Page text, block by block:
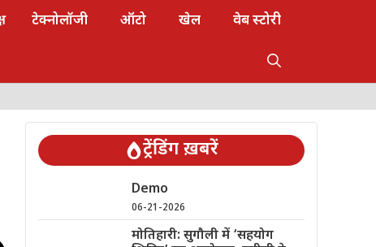
टेक्नोलॉजी ऑटो खेल वेब स्टोरी
ट्रेंडिंग ख़बरें
Demo
06-21-2026
मोतिहारी: सुगौली में ‘सहयोग